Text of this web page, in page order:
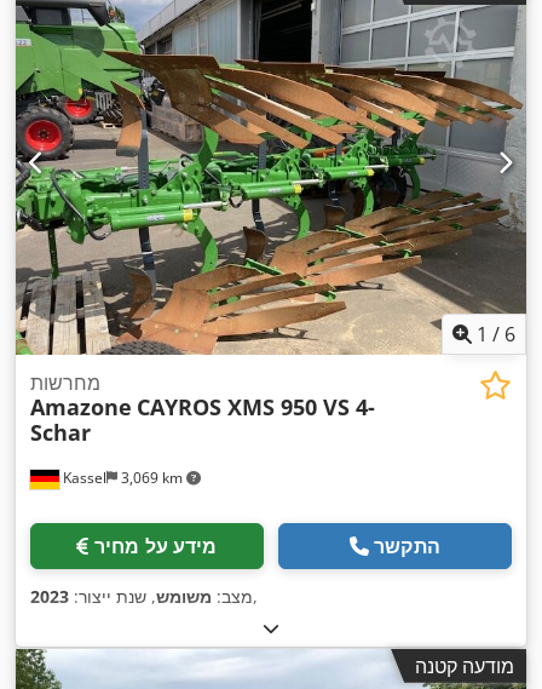
1 / 6
Kassel 3,069 km
מחרשות
Amazone CAYROS XMS 950 VS 4-
Schar
מידע על מחיר התקשר
מצב: משומש, שנת ייצור: 2023 ,
מודעה קטנה